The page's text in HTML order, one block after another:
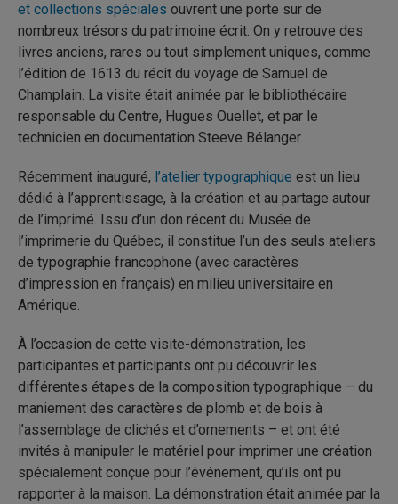
et collections spéciales ouvrent une porte sur de
nombreux trésors du patrimoine écrit. On y retrouve des
livres anciens, rares ou tout simplement uniques, comme
l’édition de 1613 du récit du voyage de Samuel de
Champlain. La visite était animée par le bibliothécaire
responsable du Centre, Hugues Ouellet, et par le
technicien en documentation Steeve Bélanger.
Récemment inauguré, l’atelier typographique est un lieu
dédié à l’apprentissage, à la création et au partage autour
de l’imprimé. Issu d’un don récent du Musée de
l’imprimerie du Québec, il constitue l’un des seuls ateliers
de typographie francophone (avec caractères
d’impression en français) en milieu universitaire en
Amérique.
À l’occasion de cette visite-démonstration, les
participantes et participants ont pu découvrir les
différentes étapes de la composition typographique – du
maniement des caractères de plomb et de bois à
l’assemblage de clichés et d’ornements – et ont été
invités à manipuler le matériel pour imprimer une création
spécialement conçue pour l’événement, qu’ils ont pu
rapporter à la maison. La démonstration était animée par la